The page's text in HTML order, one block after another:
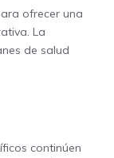
ofrecer una
La
de salud
continúen